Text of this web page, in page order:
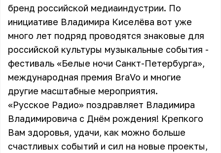
бренд российской медиаиндустрии. По
инициативе Владимира Киселёва вот уже
много лет подряд проводятся знаковые для
российской культуры музыкальные события -
фестиваль «Белые ночи Санкт-Петербурга»,
международная премия BraVo и многие
другие масштабные мероприятия.
«Русское Радио» поздравляет Владимира
Владимировича с Днём рождения! Крепкого
Вам здоровья, удачи, как можно больше
счастливых событий и сил на новые проекты,